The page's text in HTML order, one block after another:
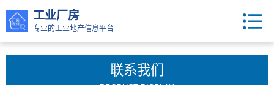
工业厂房
专业的工业地产信息平台
联系我们